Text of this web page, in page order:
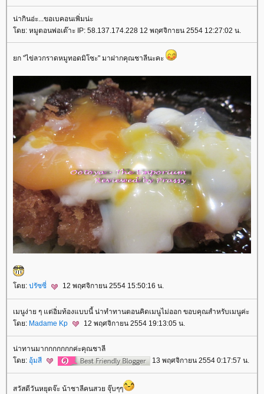
น่ากินอ่ะ...ขอเบคอนเพิ่มน่ะ
ดย: หมูตอนพ่อเต๊าะ IP: 58.137.174.228 12 พฤศจิกายน 2554 12:27:02 น.
ก "ไข่ลวกราดหมูทอดมิโซะ" มาฝากคุณชาลีนะคะ
ดย: ปรัซซี่ 12 พฤศจิกายน 2554 15:50:16 น.
เมนูง่าย ๆ แต่อิ่มท้องแบบนี้ น่าทำทานตอนคิดเมนูไม่ออก ขอบคุณสำหรับเมนูค่ะ
ดย: Madame Kp 12 พฤศจิกายน 2554 19:13:05 น.
น่าทานมากกกกกกกค่ะคุณชาลี
ดย: อุ้มสี 13 พฤศจิกายน 2554 0:17:57 น.
สวัสดีวันหยุดจ๊ะ น้าชาลีคนสวย จุ๊บๆๆ